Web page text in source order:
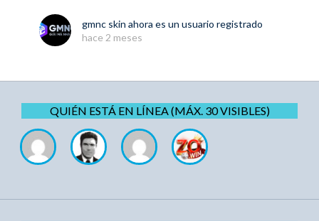
gmnc skin ahora es un usuario registrado
hace 2 meses
QUIÉN ESTÁ EN LÍNEA (MÁX. 30 VISIBLES)